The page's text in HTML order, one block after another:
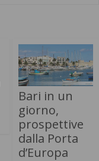
Bari in un
giorno,
prospettive
dalla Porta
d’Europa